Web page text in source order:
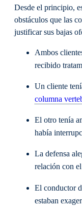
Desde el principio,
obstáculos que las
justificar sus bajas
Ambos
recibido
Un cliente
columna
El otro tenía
había
La defensa
relación con
El conductor
estaban